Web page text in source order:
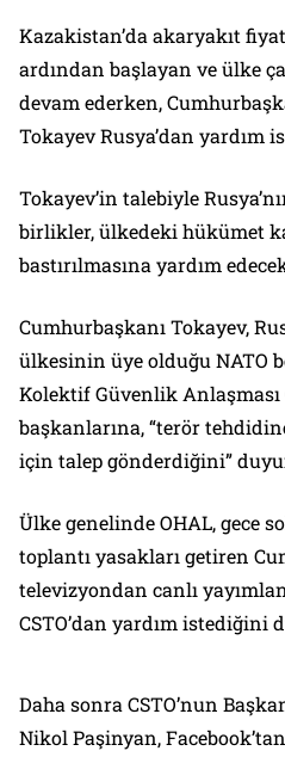
Kazakistan’da akaryakıt
ardından başlayan ve ülke
devam ederken,
Tokayev Rusya’dan yardım
Tokayev’in talebiyle
birlikler, ülkedeki hükümet
bastırılmasına yardım
Cumhurbaşkanı Tokayev,
ülkesinin üye olduğu NATO
Kolektif Güvenlik Anlaşması
başkanlarına, “terör
için talep gönderdiğini”
Ülke genelinde OHAL, gece
toplantı yasakları getiren
televizyondan canlı
CSTO’dan yardım istediğini
Daha sonra CSTO’nun
Nikol Paşinyan,